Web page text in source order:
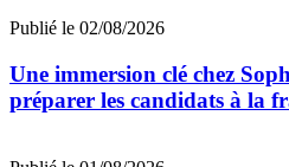
Publié le 02/08/2026
Une immersion clé chez
préparer les candidats à la